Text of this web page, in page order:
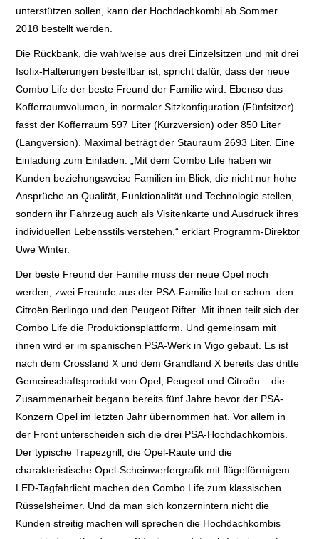
unterstützen sollen, kann der Hochdachkombi ab Sommer
2018 bestellt werden.
Die Rückbank, die wahlweise aus drei Einzelsitzen und mit drei
Isofix-Halterungen bestellbar ist, spricht dafür, dass der neue
Combo Life der beste Freund der Familie wird. Ebenso das
Kofferraumvolumen, in normaler Sitzkonfiguration (Fünfsitzer)
fasst der Kofferraum 597 Liter (Kurzversion) oder 850 Liter
(Langversion). Maximal beträgt der Stauraum 2693 Liter. Eine
Einladung zum Einladen. „Mit dem Combo Life haben wir
Kunden beziehungsweise Familien im Blick, die nicht nur hohe
Ansprüche an Qualität, Funktionalität und Technologie stellen,
sondern ihr Fahrzeug auch als Visitenkarte und Ausdruck ihres
individuellen Lebensstils verstehen,“ erklärt Programm-Direktor
Uwe Winter.
Der beste Freund der Familie muss der neue Opel noch
werden, zwei Freunde aus der PSA-Familie hat er schon: den
Citroën Berlingo und den Peugeot Rifter. Mit ihnen teilt sich der
Combo Life die Produktionsplattform. Und gemeinsam mit
ihnen wird er im spanischen PSA-Werk in Vigo gebaut. Es ist
nach dem Crossland X und dem Grandland X bereits das dritte
Gemeinschaftsprodukt von Opel, Peugeot und Citroën – die
Zusammenarbeit begann bereits fünf Jahre bevor der PSA-
Konzern Opel im letzten Jahr übernommen hat. Vor allem in
der Front unterscheiden sich die drei PSA-Hochdachkombis.
Der typische Trapezgrill, die Opel-Raute und die
charakteristische Opel-Scheinwerfergrafik mit flügelförmigem
LED-Tagfahrlicht machen den Combo Life zum klassischen
Rüsselsheimer. Und da man sich konzernintern nicht die
Kunden streitig machen will sprechen die Hochdachkombis